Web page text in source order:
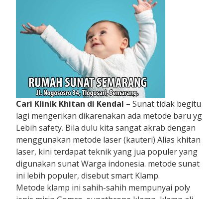
Cari Klinik Khitan di Kendal – Sunat tidak begitu
lagi mengerikan dikarenakan ada metode baru yg
Lebih safety. Bila dulu kita sangat akrab dengan
menggunakan metode laser (kauteri) Alias khitan
laser, kini terdapat teknik yang jua populer yang
digunakan sunat Warga indonesia. metode sunat
ini lebih populer, disebut smart Klamp.
Metode klamp ini sahih-sahih mempunyai poly